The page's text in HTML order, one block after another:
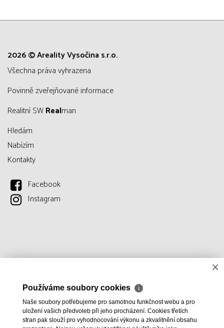
2026 © Areality Vysočina s.r.o.
všechna práva vyhrazena
Povinně zveřejňované informace
Realitní SWRealman
Hledám
Nabízím
Kontakty
Facebook
Instagram
×
Používáme soubory cookies ℹ
Naše soubory potřebujeme pro samotnou funkčnost webu a pro
uložení vašich předvoleb při jeho procházení. Cookies třetích
stran pak slouží pro vyhodnocování výkonu a zkvalitnění obsahu